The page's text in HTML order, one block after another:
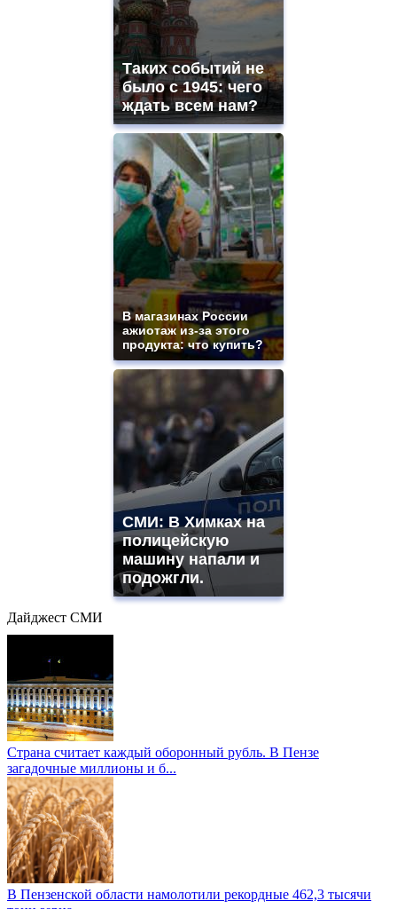
Таких событий не
было с 1945: чего
ждать всем нам?
В магазинах России
ажиотаж из-за этого
продукта: что купить?
СМИ: В Химках на
полицейскую
машину напали и
подожгли.
Дайджест СМИ
Страна считает каждый оборонный рубль. В Пензе
загадочные миллионы и б...
В Пензенской области намолотили рекордные 462,3 тысячи